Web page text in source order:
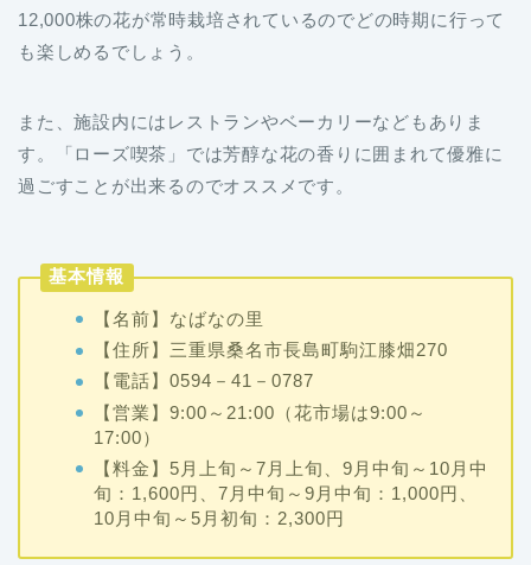
12,000株の花が常時栽培されているのでどの時期に行って
も楽しめるでしょう。
また、施設内にはレストランやベーカリーなどもありま
す。「ローズ喫茶」では芳醇な花の香りに囲まれて優雅に
過ごすことが出来るのでオススメです。
基本情報
【名前】なばなの里
【住所】三重県桑名市長島町駒江膝畑270
【電話】0594－41－0787
【営業】9:00～21:00（花市場は9:00～
17:00）
【料金】5月上旬～7月上旬、9月中旬～10月中
旬：1,600円、7月中旬～9月中旬：1,000円、
10月中旬～5月初旬：2,300円